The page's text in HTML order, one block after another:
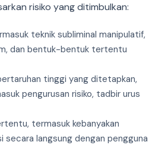
risiko yang ditimbulkan:
teknik subliminal manipulatif,
dan bentuk-bentuk tertentu
tinggi yang ditetapkan,
pengurusan risiko, tadbir urus
termasuk kebanyakan
langsung dengan pengguna